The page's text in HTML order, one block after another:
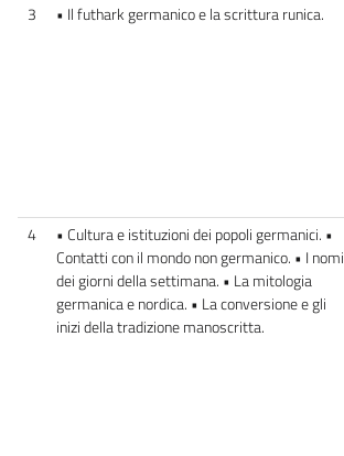
3
• Il futhark germanico e la scrittura runica.
4
• Cultura e istituzioni dei popoli germanici. •
Contatti con il mondo non germanico. • I nomi
dei giorni della settimana. • La mitologia
germanica e nordica. • La conversione e gli
inizi della tradizione manoscritta.